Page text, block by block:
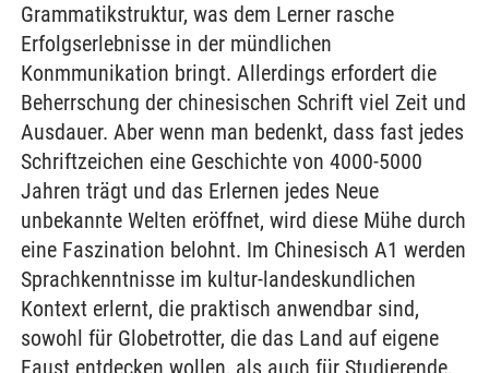
Grammatikstruktur, was dem Lerner rasche
Erfolgserlebnisse in der mündlichen
Konmmunikation bringt. Allerdings erfordert die
Beherrschung der chinesischen Schrift viel Zeit und
Ausdauer. Aber wenn man bedenkt, dass fast jedes
Schriftzeichen eine Geschichte von 4000-5000
Jahren trägt und das Erlernen jedes Neue
unbekannte Welten eröffnet, wird diese Mühe durch
eine Faszination belohnt. Im Chinesisch A1 werden
Sprachkenntnisse im kultur-landeskundlichen
Kontext erlernt, die praktisch anwendbar sind,
sowohl für Globetrotter, die das Land auf eigene
Faust entdecken wollen, als auch für Studierende,